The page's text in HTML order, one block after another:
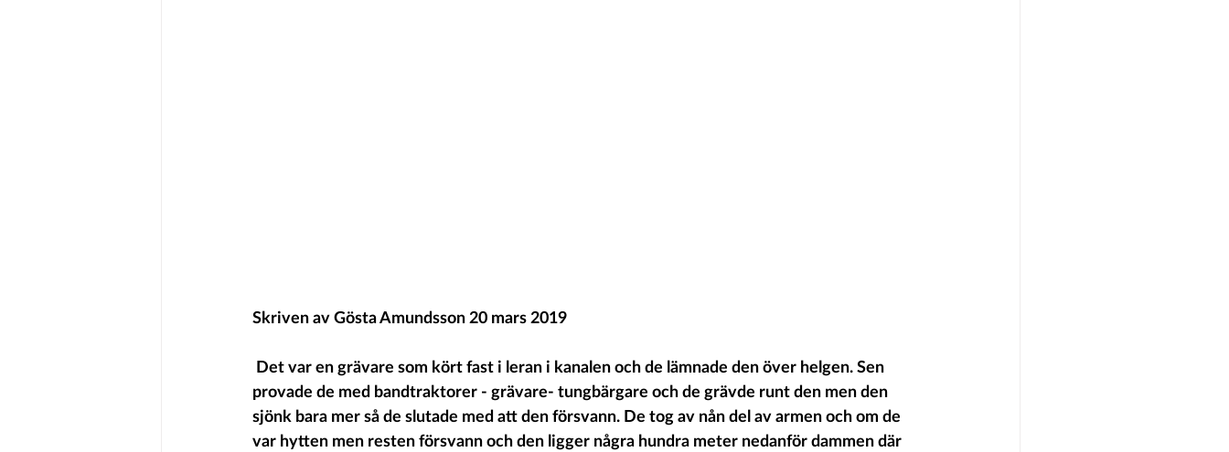
Skriven av Gösta Amundsson 20 mars 2019
provade de med bandtraktorer - grävare- tungbärgare och de grävde runt den men den
sjönk bara mer så de slutade med att den försvann. De tog av nån del av armen och om de
var hytten men resten försvann och den ligger några hundra meter nedanför dammen där